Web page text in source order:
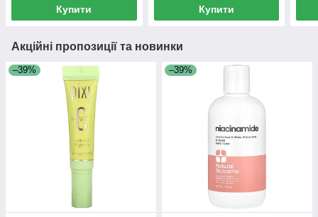
Купити Купити
Акційні пропозиції та новинки
–39% –39%